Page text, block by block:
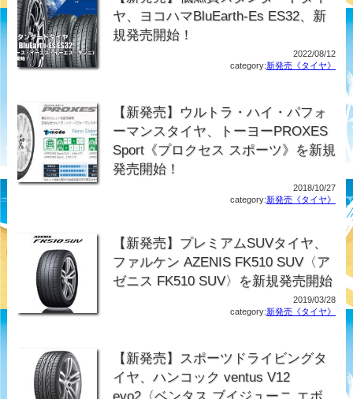
ヤ、ヨコハマBluEarth-Es ES32、新
規発売開始！
2022/08/12
category:新発売《タイヤ》
【新発売】ウルトラ・ハイ・パフォ
ーマンスタイヤ、トーヨーPROXES
Sport《プロクセス スポーツ》を新規
発売開始！
2018/10/27
category:新発売《タイヤ》
【新発売】プレミアムSUVタイヤ、
ファルケン AZENIS FK510 SUV〈ア
ゼニス FK510 SUV〉を新規発売開始
2019/03/28
category:新発売《タイヤ》
【新発売】スポーツドライビングタ
イヤ、ハンコック ventus V12
evo2〈ベンタス ブイジューニ エボ